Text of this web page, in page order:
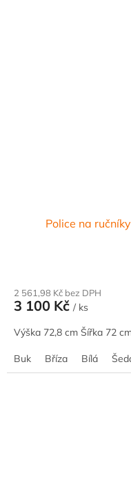
Police na
2 561,98 Kč bez DPH
3 100 Kč / ks
Výška 72,8 cm Šířka 72
Buk Bříza Bílá